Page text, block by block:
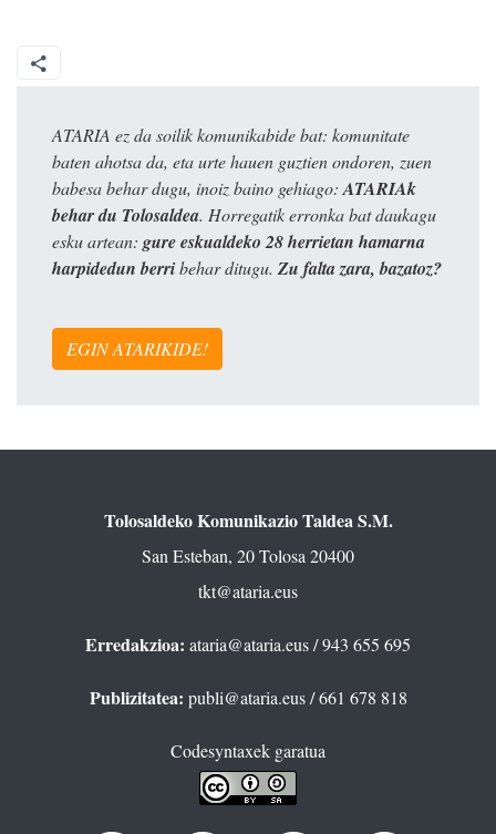
ATARIA ez da soilik komunikabide bat: komunitate
baten ahotsa da, eta urte hauen guztien ondoren, zuen
babesa behar dugu, inoiz baino gehiago: ATARIAk
behar du Tolosaldea. Horregatik erronka bat daukagu
esku artean: gure eskualdeko 28 herrietan hamarna
harpidedun berribehar ditugu. Zu falta zara, bazatoz?
EGIN ATARIKIDE!
Tolosaldeko Komunikazio Taldea S.M.
San Esteban, 20 Tolosa 20400
tkt@ataria.eus
Erredakzioa: ataria@ataria.eus/ 943 655 695
Publizitatea: publi@ataria.eus/ 661 678 818
Codesyntaxek garatua